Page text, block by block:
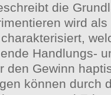
die
wird
Handlungs-
den Gewinn
können durch